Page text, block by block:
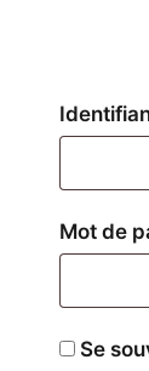
Mot de
Se